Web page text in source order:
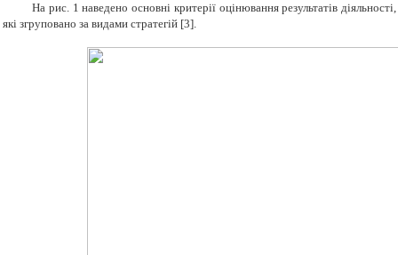
На рис. 1 наведено основні критерії оцінювання результатів діяльності,
які згруповано за видами стратегій [3].